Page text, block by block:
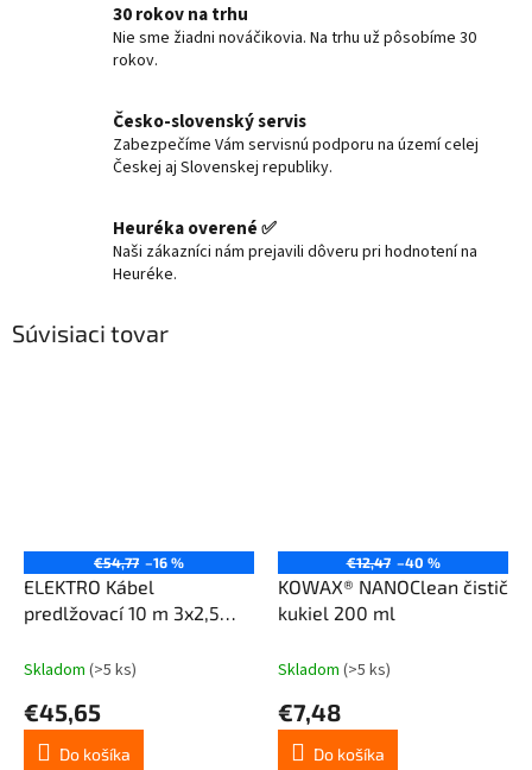
30 rokov na trhu
Nie sme žiadni nováčikovia. Na trhu už pôsobíme 30
rokov.
Česko-slovenský servis
Zabezpečíme Vám servisnú podporu na území celej
Českej aj Slovenskej republiky.
Heuréka overené ✅
Naši zákazníci nám prejavili dôveru pri hodnotení na
Heuréke.
Súvisiaci tovar
€54,77 –16 %
ELEKTRO Kábel
predlžovací 10 m 3x2,5
Skladom (>5 ks)
€45,65
Do košíka
€12,47 –40 %
KOWAX® NANOClean čistič
kukiel 200 ml
Skladom (>5 ks)
€7,48
Do košíka